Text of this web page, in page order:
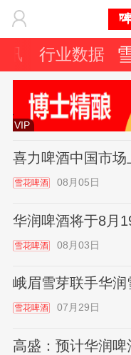
讯 行业数据
VIP
喜力啤酒中国市
雪花啤酒 08月05日
华润啤酒将于8月
雪花啤酒 08月03日
峨眉雪芽联手华
雪花啤酒 07月29日
高盛：预计华润